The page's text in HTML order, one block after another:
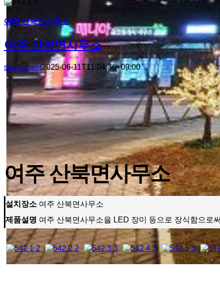
여주 산북면사무소
여주 산북면사무소
starwayent2025-06-11T11:04:36+09:00
여주 산북면사무소
설치장소 여주 산북면사무소
제품설명 여주 산북면사무소을 LED 장미 등으로 장식함으로